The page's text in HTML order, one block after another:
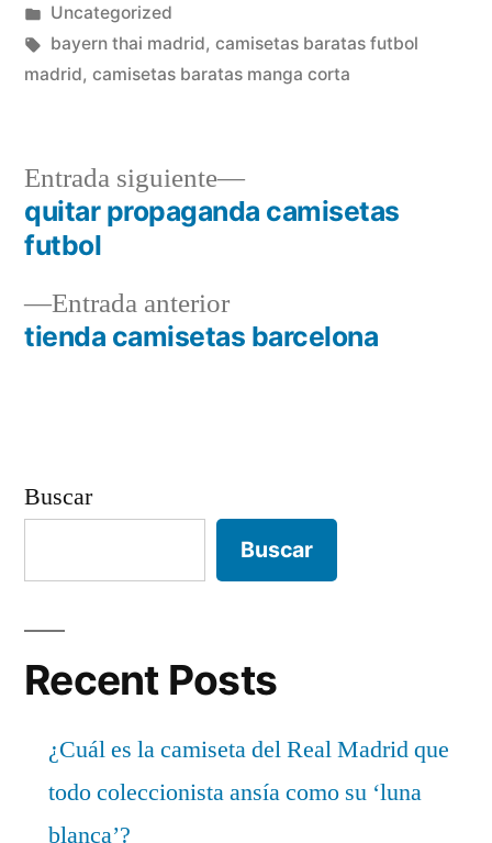
por
Publicado
en
Uncategorized
Etiquetas:
bayern thai madrid, camisetas baratas futbol
madrid, camisetas baratas manga corta
Navegación
entradas
Entrada anteriorEntrada
anterior:
tienda camisetas barcelona
Entrada siguiente
Entrada
siguiente:
quitar propaganda camisetas
futbol
Buscar
Buscar
Recent Posts
¿Cuál es la camiseta del Real Madrid que
todo coleccionista ansía como su ‘luna
blanca’?